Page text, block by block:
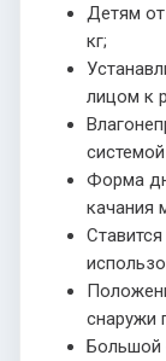
Детям
кг;
лицом к
Форма
качания
снаружи
Большой